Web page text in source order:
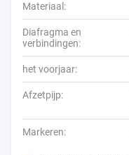
Materiaal:
Diafragma en
verbindingen:
het voorjaar:
Afzetpijp:
Markeren: